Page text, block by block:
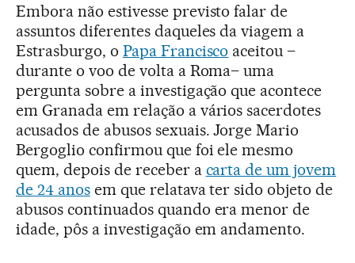
Embora não estivesse previsto falar de
assuntos diferentes daqueles da viagem a
Estrasburgo, o Papa Francisco aceitou –
durante o voo de volta a Roma– uma
pergunta sobre a investigação que acontece
em Granada em relação a vários sacerdotes
acusados de abusos sexuais. Jorge Mario
Bergoglio confirmou que foi ele mesmo
quem, depois de receber a carta de um jovem
de 24 anosem que relatava ter sido objeto de
abusos continuados quando era menor de
idade, pôs a investigação em andamento.